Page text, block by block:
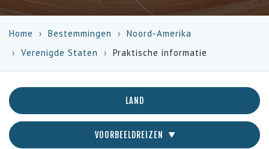
Home Bestemmingen
Noord-Amerika
Verenigde Staten
Praktische informatie
LAND
VOORBEELDREIZEN